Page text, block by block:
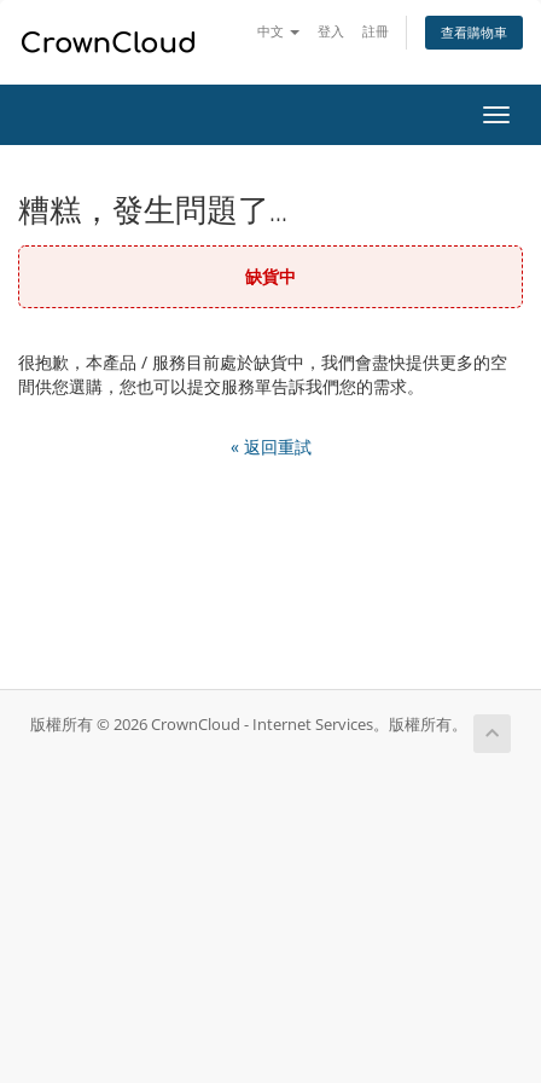
中文 登入 註冊 查看購物車
切
換
糟糕，發生問題了...
缺貨中
很抱歉，本產品 / 服務目前處於缺貨中，我們會盡快提供更多的空
間供您選購，您也可以提交服務單告訴我們您的需求。
« 返回重試
版權所有 © 2026 CrownCloud - Internet Services。版權所有。